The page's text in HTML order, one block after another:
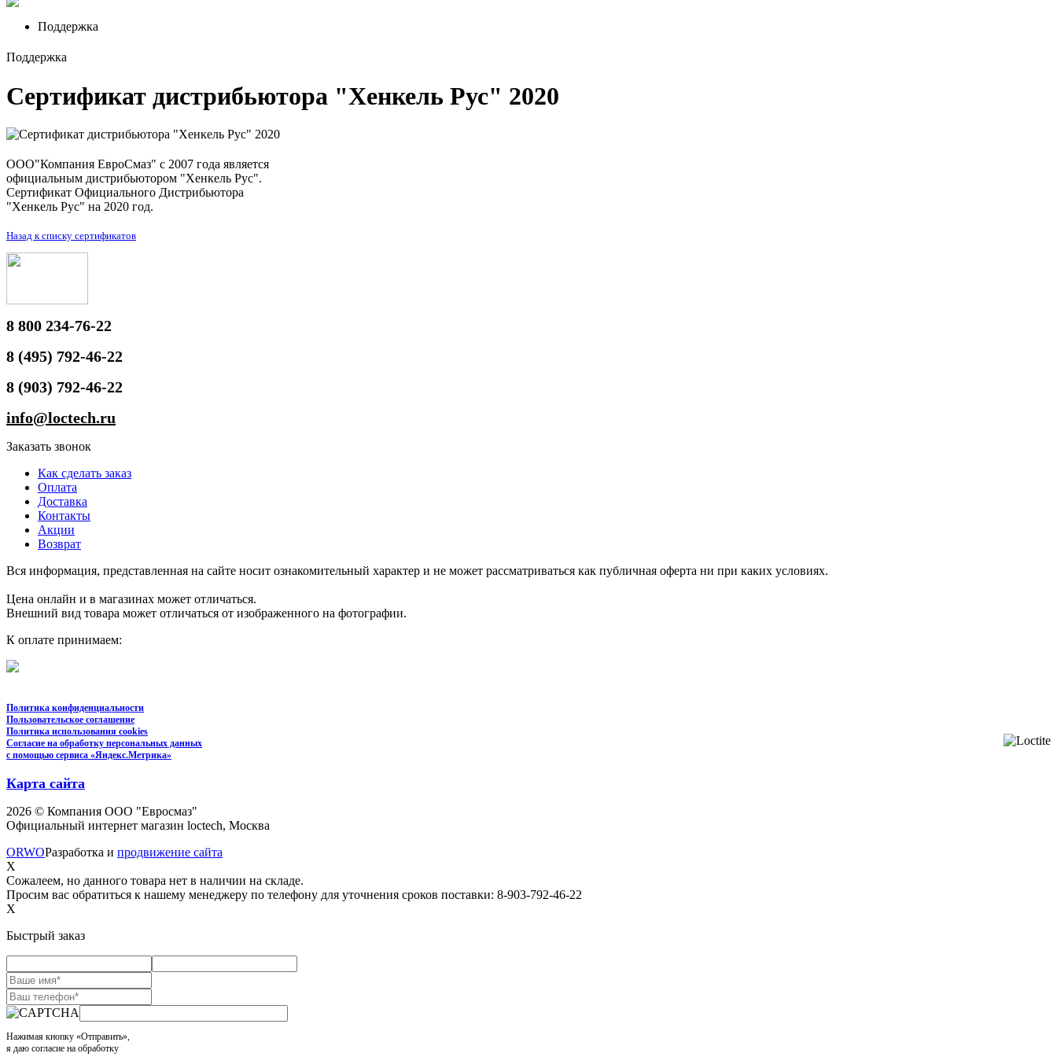
Поддержка
Поддержка
Сертификат дистрибьютора "Хенкель Рус" 2020
ООО"Компания ЕвроСмаз" с 2007 года является
официальным дистрибьютором "Хенкель Рус".
Сертификат Официального Дистрибьютора
"Хенкель Рус" на 2020 год.
Назад к списку сертификатов
8 800 234-76-22
8 (495) 792-46-22
8 (903) 792-46-22
info@loctech.ru
Заказать звонок
Как сделать заказ
Оплата
Доставка
Контакты
Акции
Возврат
Вся информация, представленная на сайте носит ознакомительный характер и не может рассматриваться как публичная оферта ни при каких условиях.
Цена онлайн и в магазинах может отличаться.
Внешний вид товара может отличаться от изображенного на фотографии.
К оплате принимаем:
Политика конфиденциальности
Пользовательское соглашение
Политика использования cookies
Согласие на обработку персональных данных
с помощью сервиса «Яндекс.Метрика»
Карта сайта
2026 © Компания ООО "Евросмаз"
Официальный интернет магазин loctech, Москва
ORWOРазработка и продвижение сайта
X
Сожалеем, но данного товара нет в наличии на складе.
Просим вас обратиться к нашему менеджеру по телефону для уточнения сроков поставки: 8-903-792-46-22
X
Быстрый заказ
Нажимая кнопку «Отправить»,
я даю согласие на обработку